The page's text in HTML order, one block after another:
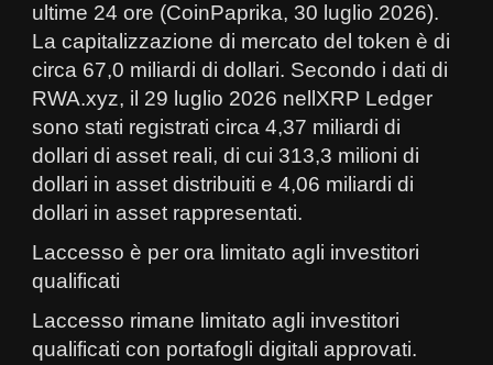
ultime 24 ore (CoinPaprika, 30 luglio 2026).
La capitalizzazione di mercato del token è di
circa 67,0 miliardi di dollari. Secondo i dati di
RWA.xyz, il 29 luglio 2026 nellXRP Ledger
sono stati registrati circa 4,37 miliardi di
dollari di asset reali, di cui 313,3 milioni di
dollari in asset distribuiti e 4,06 miliardi di
dollari in asset rappresentati.
Laccesso è per ora limitato agli investitori
qualificati
Laccesso rimane limitato agli investitori
qualificati con portafogli digitali approvati.